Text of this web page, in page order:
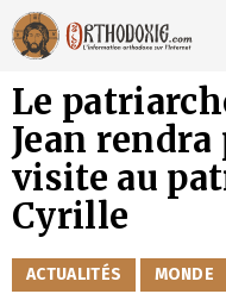
Aller
au
contenu
Le
Jean
visite au
Cyrille
CATÉGORIES
ACTUALITÉS MONDE